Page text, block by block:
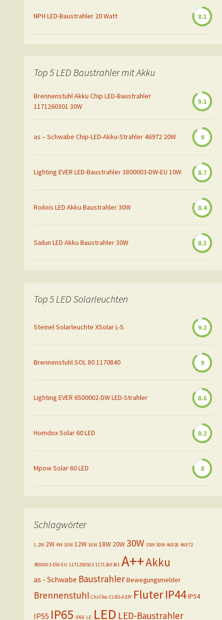
NPH LED-Baustrahler 20 Watt 8.1
Top 5 LED Baustrahler mit Akku
Brennenstuhl Akku Chip LED-Baustrahler
1171260301 30W
9.1
as – Schwabe Chip-LED-Akku-Strahler 46972 20W 9
Lighting EVER LED-Baustrahler 3800003-DW-EU 10W 8.7
Roilois LED Akku Baustrahler 30W 8.4
Sailun LED Akku Baustrahler 30W 8.3
Top 5 LED Solarleuchten
Steinel Solarleuchte XSolar L-S 9.2
Brennenstuhl SOL 80 1170840 9
Lighting EVER 6500002-DW LED-Strahler 8.6
Homdox Solar 60 LED 8.2
Mpow Solar 60 LED 8
Schlagwörter
1.2W 2W 4W 10W 12W 16W 18W 20W 30W 33W 50W 46926 46972
3800003-DW-EU 1171250503 1171260301 A++Akku
as - Schwabe BaustrahlerBewegungsmelder
Brennenstuhl ChiliTec CLB2-A33Y FluterIP44IP54
IP55 IP65 IP66 LE LED LED-Baustrahler